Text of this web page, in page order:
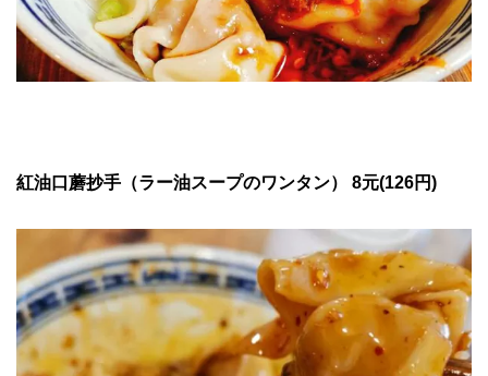
紅油口蘑抄手（ラー油スープのワンタン） 8元(126円)